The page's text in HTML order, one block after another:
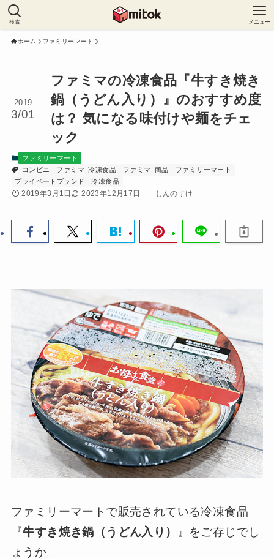
検索 メニュー
ホーム ファミリーマート
ファミマの冷凍食品『牛すき焼き
鍋（うどん入り）』のおすすめ度
は？ 気になる味付けや麺をチェ
ック
2019
3/01
ファミリーマート
コンビニ
ファミマ_冷凍食品 ファミマ_商品
ファミリーマート
プライベートブランド
冷凍食品
2019年3月1日 2023年12月17日 しんのすけ
ファミリーマートで販売されている冷凍食品
『牛すき焼き鍋（うどん入り）
』をご存じでし
ょうか。